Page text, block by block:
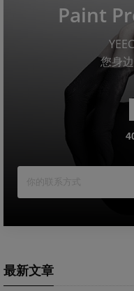
Paint
您身
最新文章